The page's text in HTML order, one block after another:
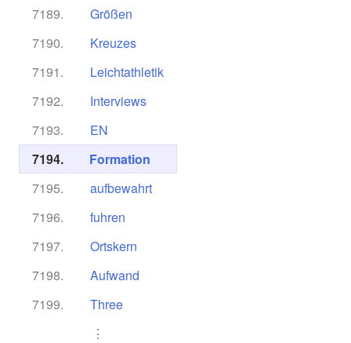
7189.
Größen
7190.
Kreuzes
7191.
Leichtathletik
7192.
Interviews
7193.
EN
7194.
Formation
7195.
aufbewahrt
7196.
fuhren
7197.
Ortskern
7198.
Aufwand
7199.
Three
⋮